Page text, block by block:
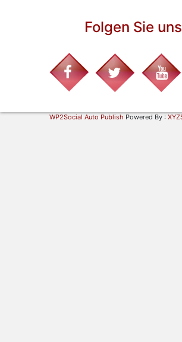
Folgen Sie uns
WP2Social Auto Publish Powered By :